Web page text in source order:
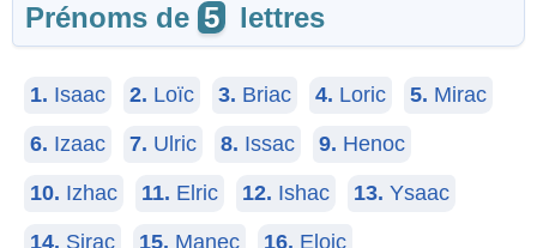
Prénoms de 5 lettres
1. Isaac 2. Loïc 3. Briac 4. Loric 5. Mirac
6. Izaac 7. Ulric 8. Issac 9. Henoc
10. Izhac 11. Elric 12. Ishac 13. Ysaac
14. Sirac 15. Manec 16. Eloic